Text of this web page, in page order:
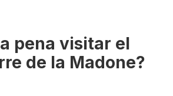
pena visitar el
de la Madone?